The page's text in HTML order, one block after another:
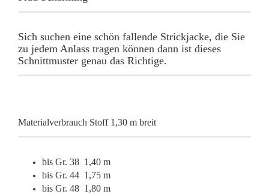
Sich suchen eine schön fallende Strickjacke, die Sie
zu jedem Anlass tragen können dann ist dieses
Schnittmuster genau das Richtige.
Materialverbrauch Stoff 1,30 m breit
bis Gr. 38 1,40 m
bis Gr. 44 1,75 m
bis Gr. 48 1,80 m